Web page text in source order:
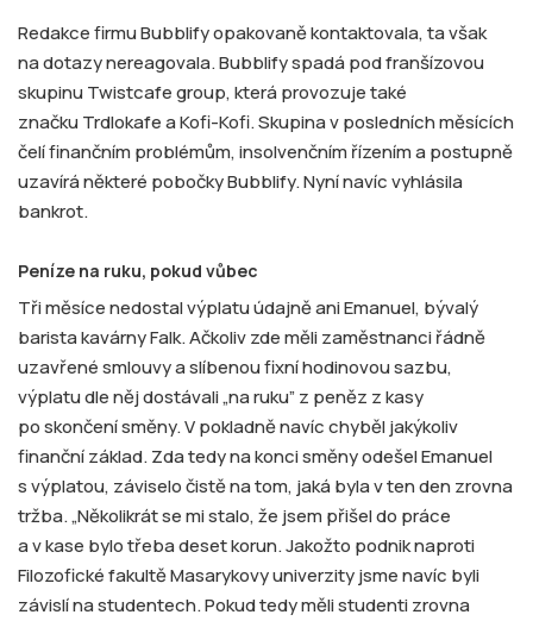
Redakce firmu Bubblify opakovaně kontaktovala, ta však
na dotazy nereagovala. Bubblify spadá pod franšízovou
skupinu Twistcafe group, která provozuje také
značku Trdlokafe a Kofi-Kofi. Skupina v posledních měsících
čelí finančním problémům, insolvenčním řízením a postupně
uzavírá některé pobočky Bubblify. Nyní navíc vyhlásila
bankrot.
Peníze na ruku, pokud vůbec
Tři měsíce nedostal výplatu údajně ani Emanuel, bývalý
barista kavárny Falk. Ačkoliv zde měli zaměstnanci řádně
uzavřené smlouvy a slíbenou fixní hodinovou sazbu,
výplatu dle něj dostávali „na ruku” z peněz z kasy
po skončení směny. V pokladně navíc chyběl jakýkoliv
finanční základ. Zda tedy na konci směny odešel Emanuel
s výplatou, záviselo čistě na tom, jaká byla v ten den zrovna
tržba. „Několikrát se mi stalo, že jsem přišel do práce
a v kase bylo třeba deset korun. Jakožto podnik naproti
Filozofické fakultě Masarykovy univerzity jsme navíc byli
závislí na studentech. Pokud tedy měli studenti zrovna